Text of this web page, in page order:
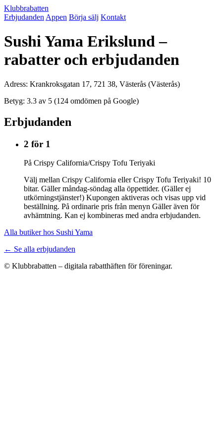
Klubbrabatten
Erbjudanden Appen Börja sälj Kontakt
Sushi Yama Erikslund –
rabatter och erbjudanden
Adress: Krankroksgatan 17, 721 38, Västerås (Västerås)
Betyg: 3.3 av 5 (124 omdömen på Google)
Erbjudanden
2 för 1
På Crispy California/Crispy Tofu Teriyaki
Välj mellan Crispy California eller Crispy Tofu Teriyaki! 10
bitar. Gäller måndag-söndag alla öppettider. (Gäller ej
utkörningstjänster!) Kupongen aktiveras och visas upp vid
beställning. På ordinarie pris från menyn Gäller även för
avhämtning. Kan ej kombineras med andra erbjudanden.
Alla butiker hos Sushi Yama
← Se alla erbjudanden
© Klubbrabatten – digitala rabatthäften för föreningar.